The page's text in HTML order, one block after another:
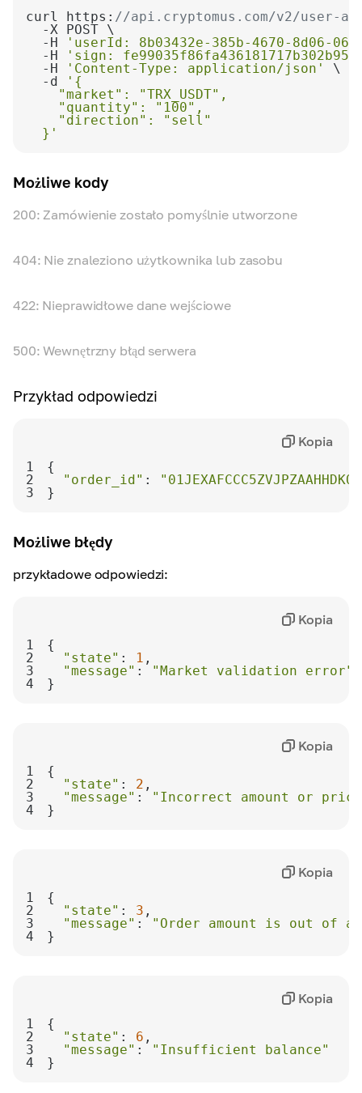
curl https: //api.cryptomus.com/v2/user-
  -H
'userId: 8b03432e-385b-4670-8d06-
  -H
'sign:
  -H
'Content-Type: application/json'
  -d
  }'
Możliwe kody
200: Zamówienie zostało pomyślnie utworzone
404: Nie znaleziono użytkownika lub zasobu
422: Nieprawidłowe dane wejściowe
500: Wewnętrzny błąd serwera
Przykład odpowiedzi
1
2
"order_id" :
3
}
Kopia
Możliwe błędy
przykładowe odpowiedzi:
1
2
"state" : 1
3
"message" :
"Market validation error"
4
}
Kopia
1
2
"state" : 2
3
"message" :
"Incorrect amount or
4
}
Kopia
1
2
"state" : 3
3
"message" :
"Order amount is out of
4
}
Kopia
1
2
"state" : 6
3
"message" :
"Insufficient balance"
4
}
Kopia